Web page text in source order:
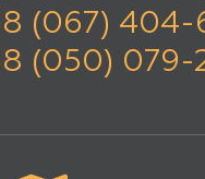
(067)
(050)